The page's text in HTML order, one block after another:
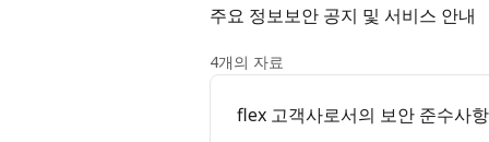
주요 정보보안 공지 및 서비스 안내
4개의 자료
flex 고객사로서의 보안 준수사항